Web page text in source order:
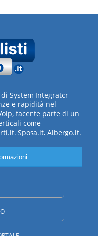
System Integrator
e rapidità nel
facente parte di un
come
Sposa.it, Albergo.it.